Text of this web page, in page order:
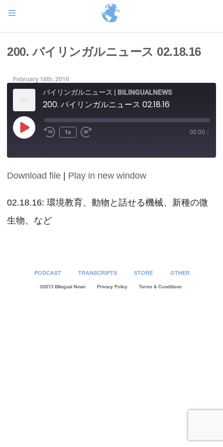
200. バイリンガルニュース 02.18.16
February 18th, 2016
バイリンガルニュース | BILINGUALNEWS
200. バイリンガルニュース 02.18.16
Play
Episode
1x 00:00 /
SHARE
LINK
EMBED
Download file Play in new window
02.18.16: 環境教育、動物と話せる機械、新種の微
生物、など
PODCAST TRANSCRIPTS STORE OTHER
©2013 Bilingual News Privacy Policy Terms & Conditions